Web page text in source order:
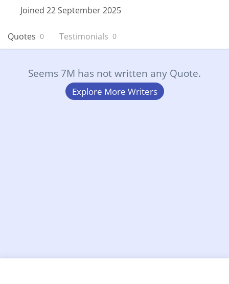
Joined 22 September 2025
Quotes 0 Testimonials 0
Seems 7M has not written any Quote.
Explore More Writers